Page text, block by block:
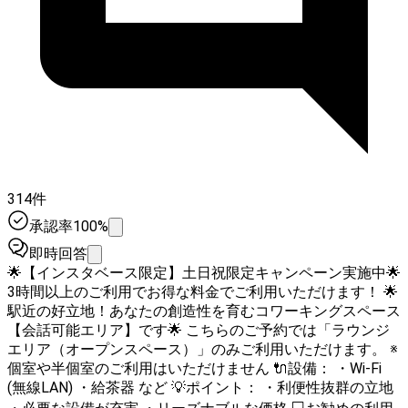
314件
承認率100%
即時回答
🌟【インスタベース限定】土日祝限定キャンペーン実施中🌟
3時間以上のご利用でお得な料金でご利用いただけます！ 🌟
駅近の好立地！あなたの創造性を育むコワーキングスペース
【会話可能エリア】です🌟 こちらのご予約では「ラウンジ
エリア（オープンスペース）」のみご利用いただけます。 ※
個室や半個室のご利用はいただけません 🔌設備： ・Wi-Fi
(無線LAN) ・給茶器 など 💡ポイント： ・利便性抜群の立地